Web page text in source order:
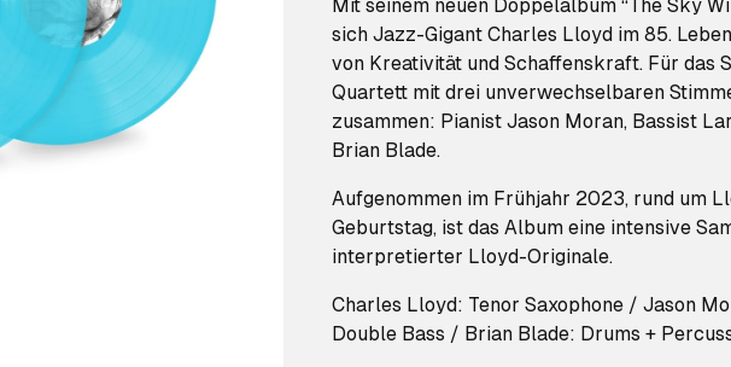
Mit seinem neuen Doppelalbum “The Sky
sich Jazz-Gigant Charles Lloyd im 85.
von Kreativität und Schaffenskraft. Für das
Quartett mit drei unverwechselbaren
zusammen: Pianist Jason Moran, Bassist
Brian Blade.
Aufgenommen im Frühjahr 2023, rund um
Geburtstag, ist das Album eine intensive
interpretierter Lloyd-Originale.
Charles Lloyd: Tenor Saxophone / Jason
Double Bass / Brian Blade: Drums +